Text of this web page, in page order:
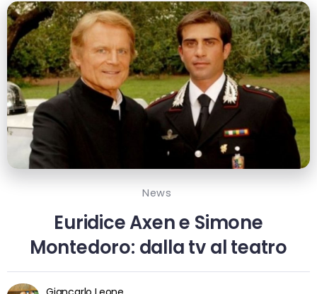
News
Euridice Axen e Simone
Montedoro: dalla tv al teatro